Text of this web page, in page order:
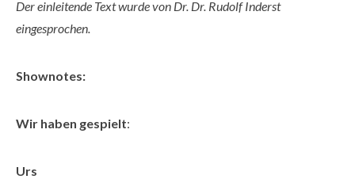
Der einleitende Text wurde von Dr. Dr. Rudolf Inderst
eingesprochen.
Shownotes:
Wir haben gespielt:
Urs